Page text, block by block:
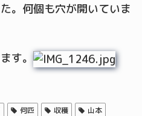
。何個も穴が開いていま
す。
何匹 収穫
山本